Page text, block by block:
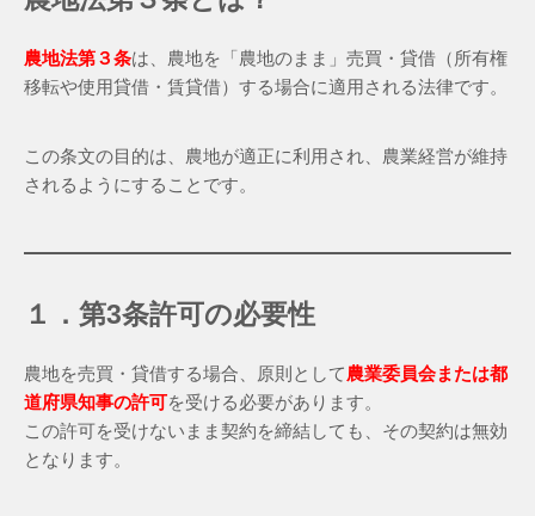
農地法第３条は、農地を「農地のまま」売買・貸借（所有権
移転や使用貸借・賃貸借）する場合に適用される法律です。
この条文の目的は、農地が適正に利用され、農業経営が維持
されるようにすることです。
１．第3条許可の必要性
農地を売買・貸借する場合、原則として農業委員会または都
道府県知事の許可を受ける必要があります。
この許可を受けないまま契約を締結しても、その契約は無効
となります。